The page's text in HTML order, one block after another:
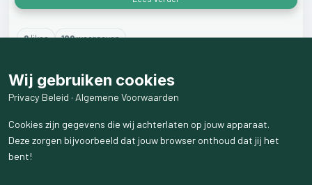
2likes 109weergaven
Wij gebruiken cookies
Privacy Beleid · Algemene Voorwaarden
Cookies zijn gegevens die wij achterlaten op jouw apparaat.
Deze zorgen bijvoorbeeld dat jouw browser onthoud dat jij het
bent!